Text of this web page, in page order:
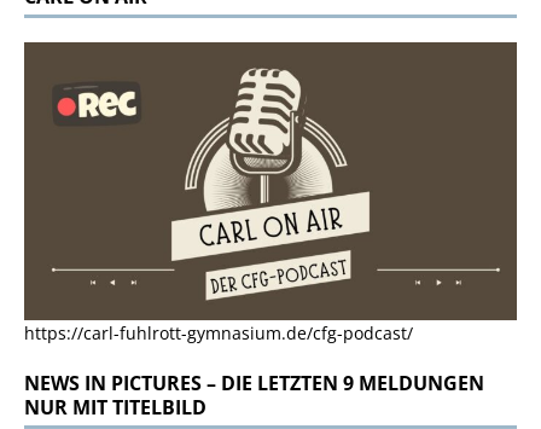
https://carl-fuhlrott-gymnasium.de/cfg-podcast/
NEWS IN PICTURES – DIE LETZTEN 9 MELDUNGEN
NUR MIT TITELBILD